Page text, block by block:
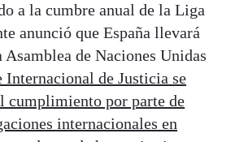
a la cumbre anual de la Liga
anunció que España llevará
Asamblea de Naciones Unidas
Internacional de Justicia se
cumplimiento por parte de
internacionales en